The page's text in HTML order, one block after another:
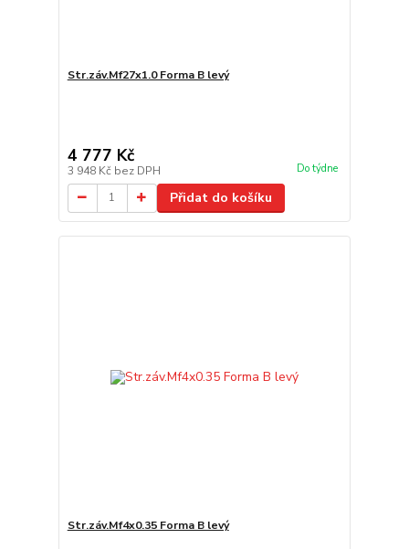
Str.záv.Mf27x1.0 Forma B levý
4 777 Kč
3 948 Kč bez DPH Do týdne
Přidat do košíku
Str.záv.Mf4x0.35 Forma B levý